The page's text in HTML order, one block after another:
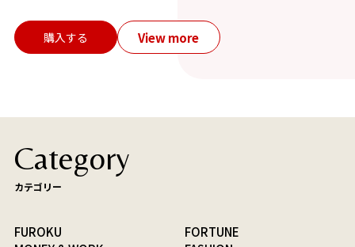
購入する View more
Category
カテゴリー
FUROKU
FORTUNE